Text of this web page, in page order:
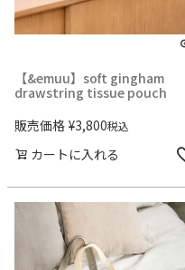
【&emuu】soft gingham
drawstring tissue pouch
販売価格 ¥3,800税込
カートに入れる